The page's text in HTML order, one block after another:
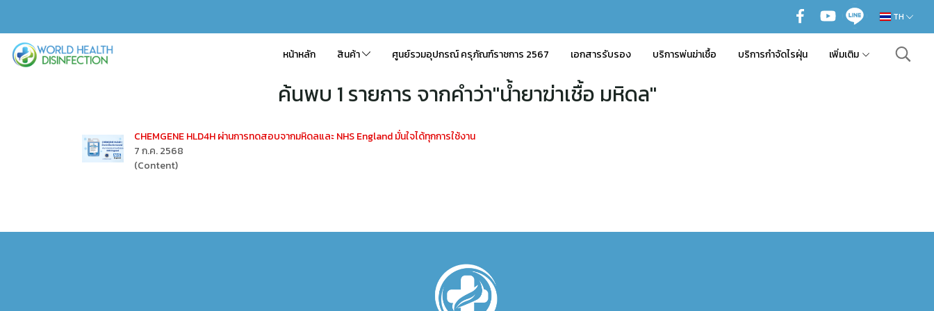
TH
หน้าหลัก สินค้า ศูนย์รวมอุปกรณ์ ครุภัณฑ์ราชการ 2567 เอกสารรับรอง บริการพ่นฆ่าเชื้อ บริการกำจัดไรฝุ่น เพิ่มเติม
ค้นพบ 1 รายการ จากคำว่า"น้ำยาฆ่าเชื้อ มหิดล"
CHEMGENE HLD4H ผ่านการทดสอบจากมหิดลและ NHS England มั่นใจได้ทุกการใช้งาน
7 ก.ค. 2568
(Content)